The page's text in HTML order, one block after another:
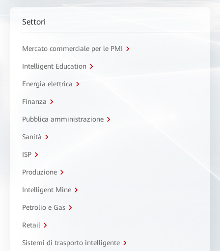
Settori
Mercato commerciale per le PMI
Intelligent Education
Energia elettrica
Finanza
Pubblica amministrazione
Sanità
ISP
Produzione
Intelligent Mine
Petrolio e Gas
Retail
Sistemi di trasporto intelligente